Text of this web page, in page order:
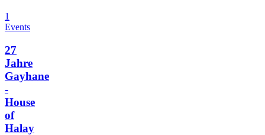
1
Events
27
Jahre
Gayhane
-
House
of
Halay